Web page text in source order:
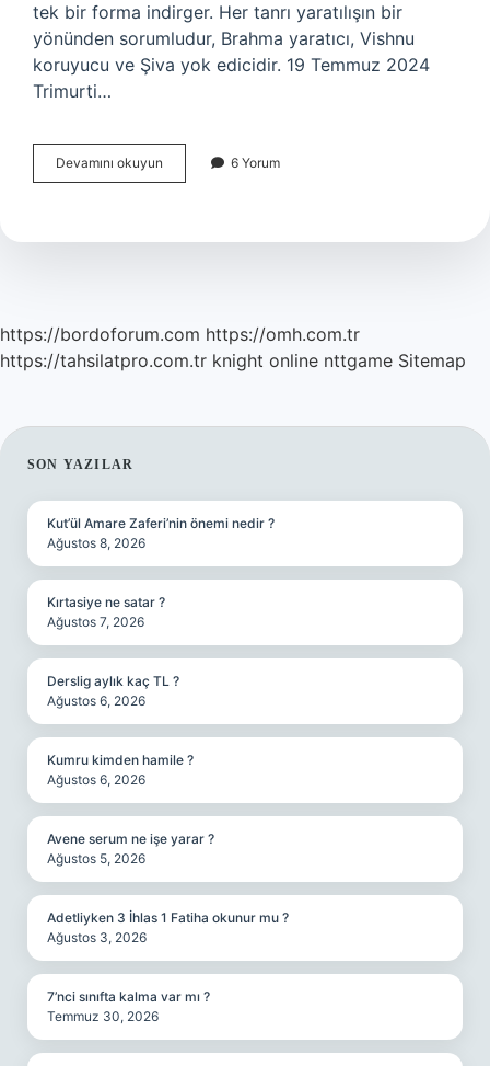
tek bir forma indirger. Her tanrı yaratılışın bir
yönünden sorumludur, Brahma yaratıcı, Vishnu
koruyucu ve Şiva yok edicidir. 19 Temmuz 2024
Trimurti…
Devamını okuyun
Koruyucu
6 Yorum
https://bordoforum.com https://omh.com.tr
https://tahsilatpro.com.tr knight online nttgame Sitemap
SIDEBAR
SON YAZILAR
Kut’ül Amare Zaferi’nin önemi nedir ?
Ağustos 8, 2026
Kırtasiye ne satar ?
Ağustos 7, 2026
Derslig aylık kaç TL ?
Ağustos 6, 2026
Kumru kimden hamile ?
Ağustos 6, 2026
Avene serum ne işe yarar ?
Ağustos 5, 2026
Adetliyken 3 İhlas 1 Fatiha okunur mu ?
Ağustos 3, 2026
7’nci sınıfta kalma var mı ?
Temmuz 30, 2026